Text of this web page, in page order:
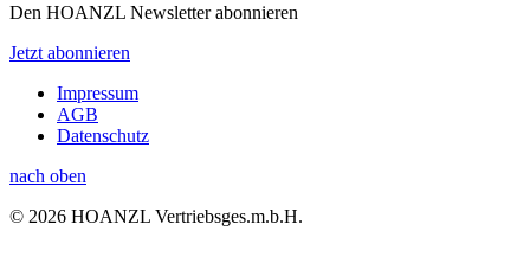
Den HOANZL Newsletter abonnieren
Jetzt abonnieren
Impressum
AGB
Datenschutz
nach oben
© 2026 HOANZL Vertriebsges.m.b.H.